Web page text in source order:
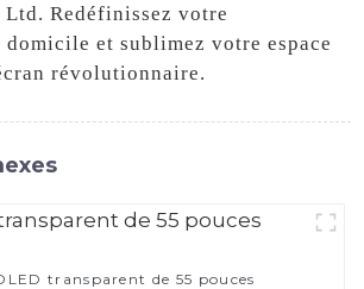
Redéfinissez votre
et sublimez votre espace
révolutionnaire.
transparent de 55 pouces